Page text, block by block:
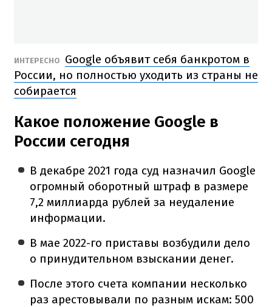
ИНТЕРЕСНО
Google объявит себя банкротом в
России, но полностью уходить из страны не
собирается
Какое положение Google в
России сегодня
В декабре 2021 года суд назначил Google
огромный оборотный штраф в размере
7,2 миллиарда рублей за неудаление
информации.
В мае 2022-го приставы возбудили дело
о принудительном взыскании денег.
После этого счета компании несколько
раз арестовывали по разным искам: 500